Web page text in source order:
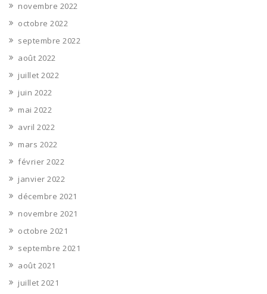
novembre 2022
octobre 2022
septembre 2022
août 2022
juillet 2022
juin 2022
mai 2022
avril 2022
mars 2022
février 2022
janvier 2022
décembre 2021
novembre 2021
octobre 2021
septembre 2021
août 2021
juillet 2021